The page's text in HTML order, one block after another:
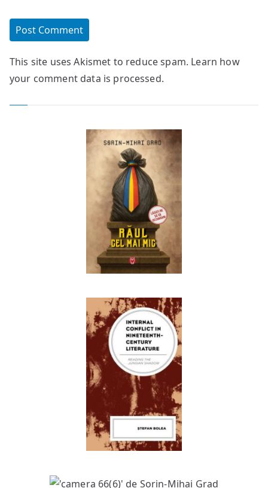
This site uses Akismet to reduce spam. Learn how
your comment data is processed.